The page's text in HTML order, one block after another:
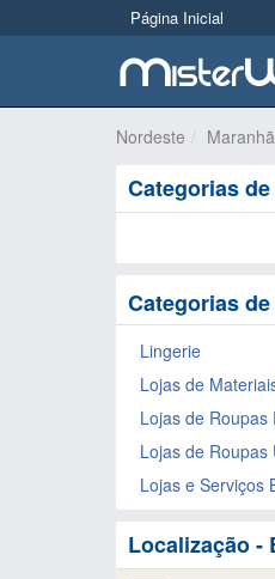
Página Inicial
Nordeste
Categorias
Categorias
Lingerie
Lojas de
Lojas de Roupas
Lojas de Roupas
Lojas e Serviços
Localização -